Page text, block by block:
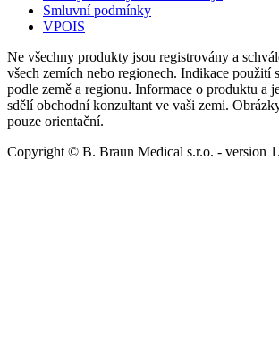
Smluvní podmínky
VPOIS
Ne všechny produkty jsou registrovány a
všech zemích nebo regionech. Indikace použití
podle země a regionu. Informace o produktu a
sdělí obchodní konzultant ve vaši zemi.
pouze orientační.
Copyright © B. Braun Medical s.r.o. - version